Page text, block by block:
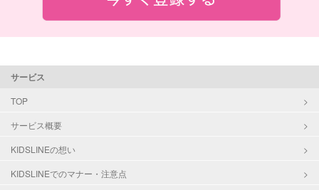
サービス
TOP
サービス概要
KIDSLINEの想い
KIDSLINEでのマナー・注意点